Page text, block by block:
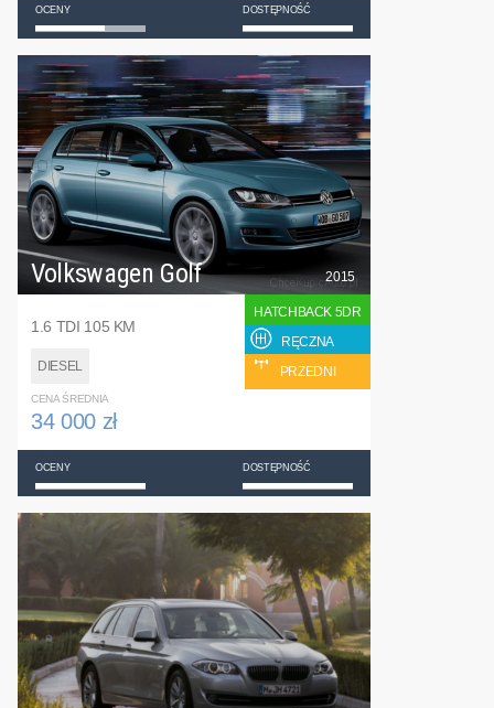
OCENY DOSTĘPNOŚĆ
Volkswagen Golf
1.6 TDI 105 KM
DIESEL
2015
HATCHBACK 5DR
RĘCZNA
PRZEDNI
CENA ŚREDNIA
34 000 zł
OCENY DOSTĘPNOŚĆ